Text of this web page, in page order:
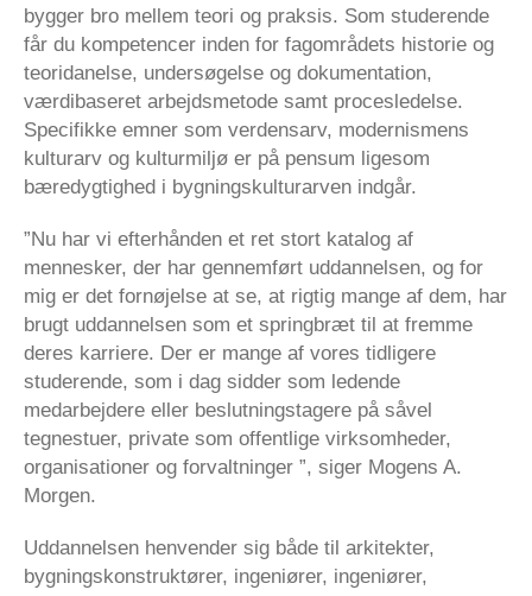
bygger bro mellem teori og praksis. Som studerende
får du kompetencer inden for fagområdets historie og
teoridanelse, undersøgelse og dokumentation,
værdibaseret arbejdsmetode samt procesledelse.
Specifikke emner som verdensarv, modernismens
kulturarv og kulturmiljø er på pensum ligesom
bæredygtighed i bygningskulturarven indgår.
”Nu har vi efterhånden et ret stort katalog af
mennesker, der har gennemført uddannelsen, og for
mig er det fornøjelse at se, at rigtig mange af dem, har
brugt uddannelsen som et springbræt til at fremme
deres karriere. Der er mange af vores tidligere
studerende, som i dag sidder som ledende
medarbejdere eller beslutningstagere på såvel
tegnestuer, private som offentlige virksomheder,
organisationer og forvaltninger ”, siger Mogens A.
Morgen.
Uddannelsen henvender sig både til arkitekter,
bygningskonstruktører, ingeniører, ingeniører,